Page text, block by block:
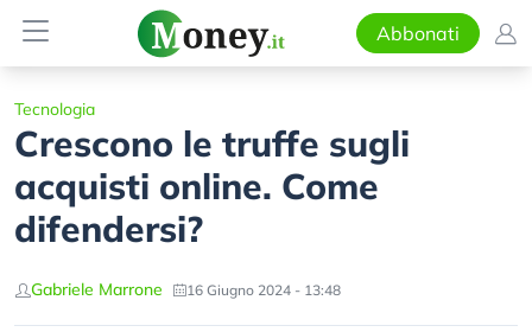
Abbonati
Tecnologia
Crescono le truffe sugli
acquisti online. Come
difendersi?
Gabriele Marrone 16 Giugno 2024 - 13:48